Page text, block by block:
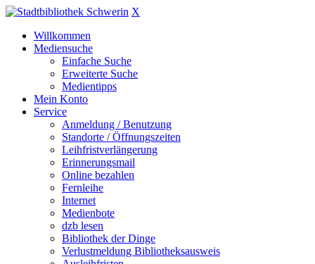
X
Willkommen
Mediensuche
Einfache Suche
Erweiterte Suche
Medientipps
Mein Konto
Service
Anmeldung / Benutzung
Standorte / Öffnungszeiten
Leihfristverlängerung
Erinnerungsmail
Online bezahlen
Fernleihe
Internet
Medienbote
dzb lesen
Bibliothek der Dinge
Verlustmeldung Bibliotheksausweis